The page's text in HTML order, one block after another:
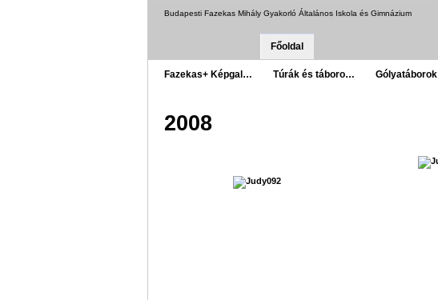
Budapesti Fazekas Mihály Gyakorló Általános Iskola és Gimnázium
Főoldal
Fazekas+ Képgal… Túrák és táboro… Gólyatáborok
2008